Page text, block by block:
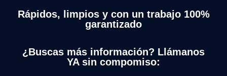
Rápidos, limpios y con un trabajo 100%
garantizado
¿Buscas más información? Llámanos
YA sin compomiso: